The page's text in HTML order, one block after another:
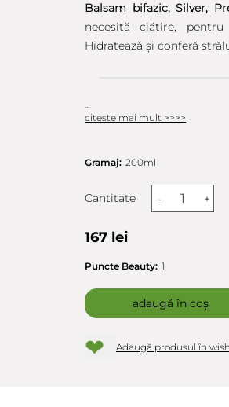
Balsam bifazic, Silver,
necesită clătire,
Hidratează și conferă
...
citeste mai mult >>>>
Gramaj: 200ml
Cantitate - +
167 lei
Puncte Beauty: 1
adaugă în coș
❤ Adaugă produsul în